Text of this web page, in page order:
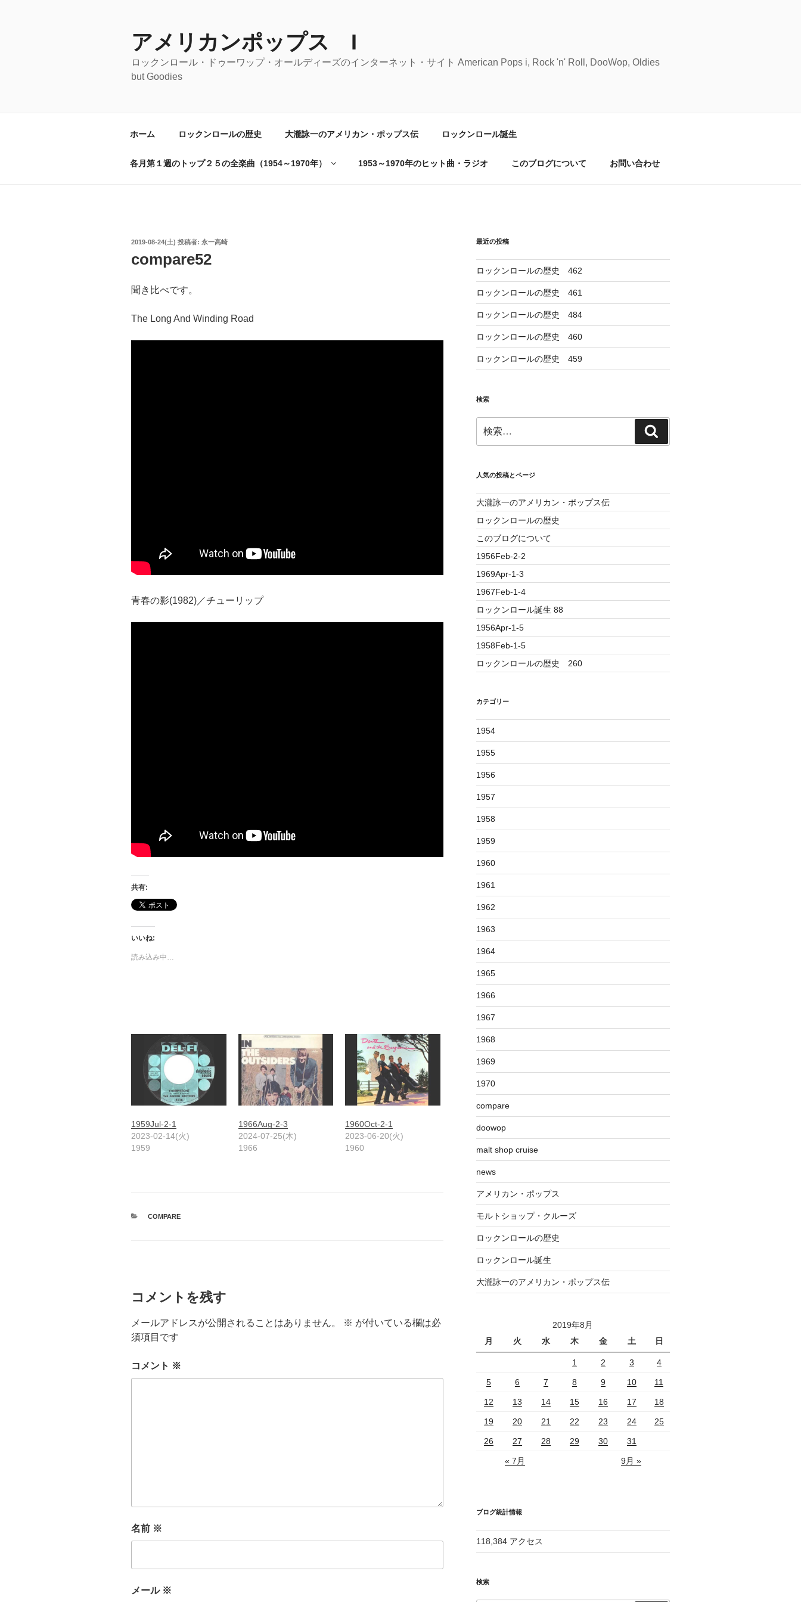
アメリカンポップス I
ロックンロール・ドゥーワップ・オールディーズのインターネット・サイト American Pops i, Rock 'n' Roll, DooWop, Oldies
but Goodies
ホーム ロックンロールの歴史 大瀧詠一のアメリカン・ポップス伝 ロックンロール誕生
各月第１週のトップ２５の全楽曲（1954～1970年） 1953～1970年のヒット曲・ラジオ このブログについて お問い合わせ
投
日:
2019-08-24(土) 投稿者: 永一高崎
compare52
聞き比べです。
The Long And Winding Road
青春の影(1982)／チューリップ
共有:
いいね:
読み込み中…
1959Jul-2-1
2023-02-14(火)
1959
1966Aug-2-3
2024-07-25(木)
1966
1960Oct-2-1
2023-06-20(火)
1960
カ
COMPARE
コメントを残す
メールアドレスが公開されることはありません。 ※ が付いている欄は必
須項目です
コメント ※
名前 ※
メール ※
最近の投稿
ロックンロールの歴史 462
ロックンロールの歴史 461
ロックンロールの歴史 484
ロックンロールの歴史 460
ロックンロールの歴史 459
検索
索:
索
人気の投稿とページ
大瀧詠一のアメリカン・ポップス伝
ロックンロールの歴史
このブログについて
1956Feb-2-2
1969Apr-1-3
1967Feb-1-4
ロックンロール誕生 88
1956Apr-1-5
1958Feb-1-5
ロックンロールの歴史 260
カテゴリー
1954
1955
1956
1957
1958
1959
1960
1961
1962
1963
1964
1965
1966
1967
1968
1969
1970
compare
doowop
malt shop cruise
news
アメリカン・ポップス
モルトショップ・クルーズ
ロックンロールの歴史
ロックンロール誕生
大瀧詠一のアメリカン・ポップス伝
2019年8月
月
火 水 木 金 土 日
1 2 3 4
5 6 7 8 9 10 11
12 13 14 15 16 17 18
19 20 21 22 23 24 25
26 27 28 29 30 31
« 7月 9月 »
ブログ統計情報
118,384 アクセス
検索